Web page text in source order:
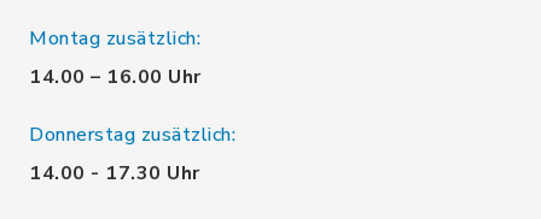
Montag zusätzlich:
14.00 – 16.00 Uhr
Donnerstag zusätzlich:
14.00 - 17.30 Uhr